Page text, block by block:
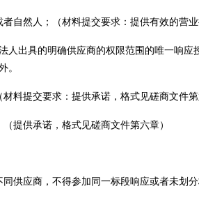
自然人 ； （材料提交要求： 提供有效的营
人出具的明确供应商的权限范围的唯一响应
。
材料提交要求： 提供承诺，格式见磋商文件第
提供承诺，格式见磋商文件第六章）
供应商，不得参加同一标段响应或者未划